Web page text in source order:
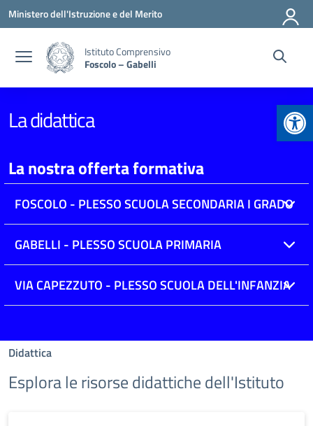
Vai ai contenuti
Vai al menu di navigazione
Vai al footer
Ministero dell'Istruzione e del Merito
Istituto Comprensivo
Foscolo – Gabelli
La didattica
La nostra offerta formativa
FOSCOLO - PLESSO SCUOLA SECONDARIA I GRADO
GABELLI - PLESSO SCUOLA PRIMARIA
VIA CAPEZZUTO - PLESSO SCUOLA DELL'INFANZIA
Didattica
Esplora le risorse didattiche dell'Istituto